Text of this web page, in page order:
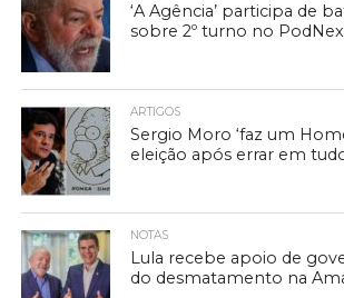
‘A Agência’ participa de
sobre 2º turno no
ARTIGOS
Sergio Moro ‘faz um
eleição após errar em
NOTAS
Lula recebe apoio de
do desmatamento na